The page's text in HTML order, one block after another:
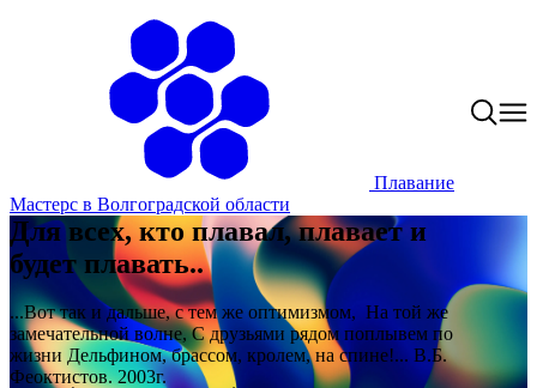
Плавание
Мастерс в Волгоградской области
Для всех, кто плавал, плавает и
будет плавать..
...Вот так и дальше, с тем же оптимизмом, На той же
замечательной волне, С друзьями рядом поплывем по
жизни Дельфином, брассом, кролем, на спине!... В.Б.
Феоктистов. 2003г.